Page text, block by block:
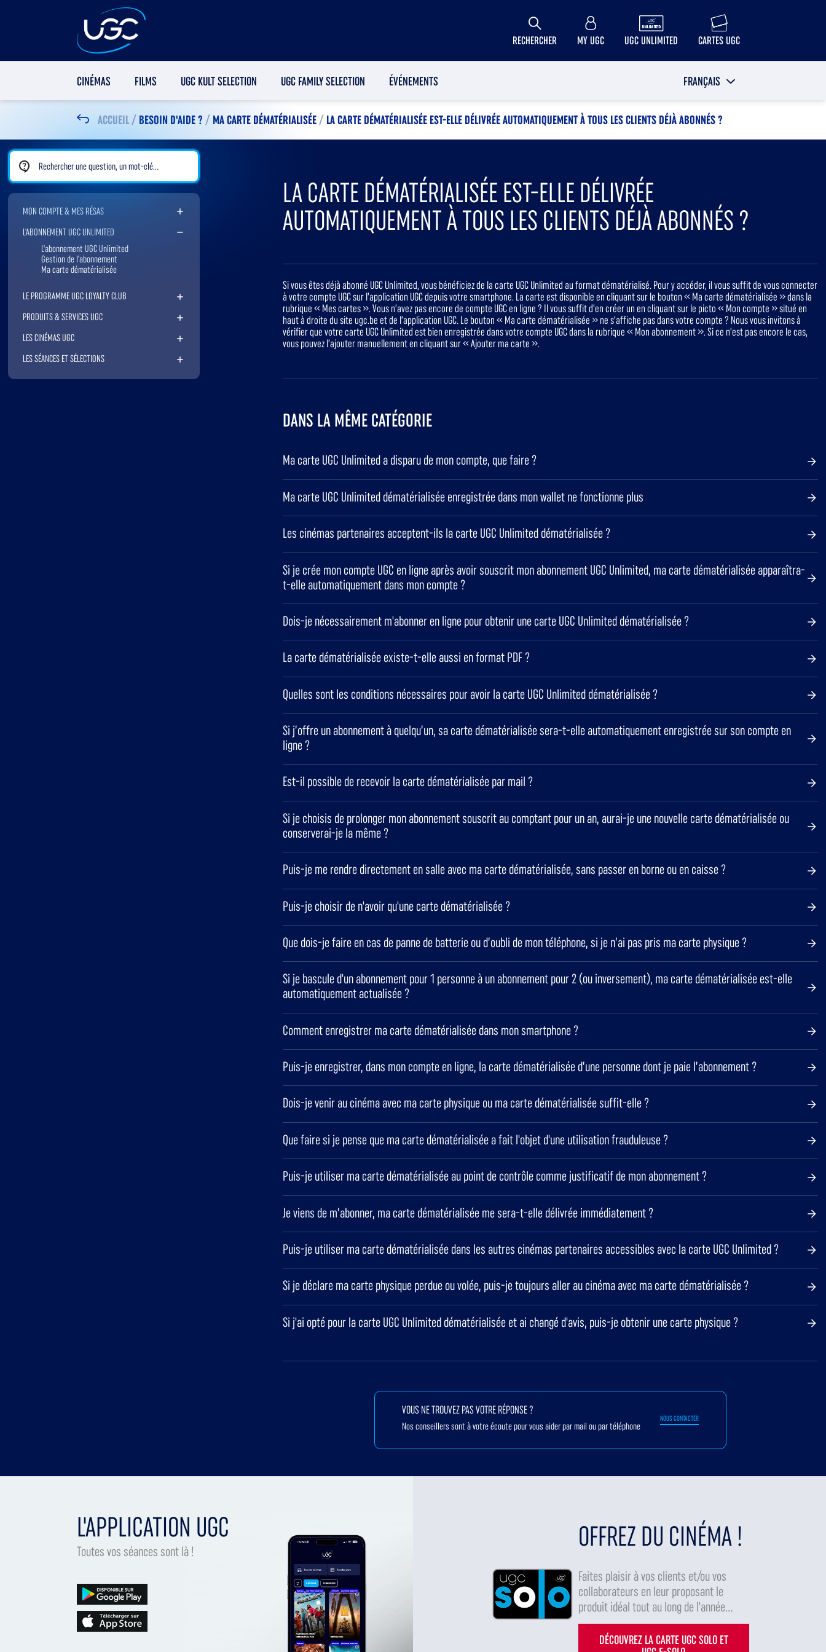
RECHERCHER MY UGC UGC UNLIMITED CARTES UGC
CINÉMAS FILMS UGC KULT SELECTION UGC FAMILY SELECTION ÉVÉNEMENTS FRANÇAIS
ACCUEIL/ BESOIN D'AIDE ? / MA CARTE DÉMATÉRIALISÉE/ LA CARTE DÉMATÉRIALISÉE EST-ELLE DÉLIVRÉE AUTOMATIQUEMENT À TOUS LES CLIENTS DÉJÀ ABONNÉS ?
Rechercher une FAQ
MON COMPTE & MES RÉSAS
L'ABONNEMENT UGC UNLIMITED
L'abonnement UGC Unlimited
Gestion de l'abonnement
Ma carte dématérialisée
LE PROGRAMME UGC LOYALTY CLUB
PRODUITS & SERVICES UGC
LES CINÉMAS UGC
LES SÉANCES ET SÉLECTIONS
LA CARTE DÉMATÉRIALISÉE EST-ELLE DÉLIVRÉE
AUTOMATIQUEMENT À TOUS LES CLIENTS DÉJÀ ABONNÉS ?
Si vous êtes déjà abonné UGC Unlimited, vous bénéficiez de la carte UGC Unlimited au format dématérialisé. Pour y accéder, il vous suffit de vous connecter
à votre compte UGC sur l’application UGC depuis votre smartphone. La carte est disponible en cliquant sur le bouton « Ma carte dématérialisée » dans la
rubrique « Mes cartes ». Vous n’avez pas encore de compte UGC en ligne ? Il vous suffit d’en créer un en cliquant sur le picto « Mon compte » situé en
haut à droite du site ugc.be et de l’application UGC. Le bouton « Ma carte dématérialisée » ne s’affiche pas dans votre compte ? Nous vous invitons à
vérifier que votre carte UGC Unlimited est bien enregistrée dans votre compte UGC dans la rubrique « Mon abonnement ». Si ce n’est pas encore le cas,
vous pouvez l’ajouter manuellement en cliquant sur « Ajouter ma carte ».
DANS LA MÊME CATÉGORIE
Ma carte UGC Unlimited a disparu de mon compte, que faire ?
Ma carte UGC Unlimited dématérialisée enregistrée dans mon wallet ne fonctionne plus
Les cinémas partenaires acceptent-ils la carte UGC Unlimited dématérialisée ?
Si je crée mon compte UGC en ligne après avoir souscrit mon abonnement UGC Unlimited, ma carte dématérialisée apparaîtra-
t-elle automatiquement dans mon compte ?
Dois-je nécessairement m'abonner en ligne pour obtenir une carte UGC Unlimited dématérialisée ?
La carte dématérialisée existe-t-elle aussi en format PDF ?
Quelles sont les conditions nécessaires pour avoir la carte UGC Unlimited dématérialisée ?
Si j’offre un abonnement à quelqu’un, sa carte dématérialisée sera-t-elle automatiquement enregistrée sur son compte en
ligne ?
Est-il possible de recevoir la carte dématérialisée par mail ?
Si je choisis de prolonger mon abonnement souscrit au comptant pour un an, aurai-je une nouvelle carte dématérialisée ou
conserverai-je la même ?
Puis-je me rendre directement en salle avec ma carte dématérialisée, sans passer en borne ou en caisse ?
Puis-je choisir de n'avoir qu'une carte dématérialisée ?
Que dois-je faire en cas de panne de batterie ou d’oubli de mon téléphone, si je n’ai pas pris ma carte physique ?
Si je bascule d'un abonnement pour 1 personne à un abonnement pour 2 (ou inversement), ma carte dématérialisée est-elle
automatiquement actualisée ?
Comment enregistrer ma carte dématérialisée dans mon smartphone ?
Puis-je enregistrer, dans mon compte en ligne, la carte dématérialisée d’une personne dont je paie l’abonnement ?
Dois-je venir au cinéma avec ma carte physique ou ma carte dématérialisée suffit-elle ?
Que faire si je pense que ma carte dématérialisée a fait l'objet d'une utilisation frauduleuse ?
Puis-je utiliser ma carte dématérialisée au point de contrôle comme justificatif de mon abonnement ?
Je viens de m’abonner, ma carte dématérialisée me sera-t-elle délivrée immédiatement ?
Puis-je utiliser ma carte dématérialisée dans les autres cinémas partenaires accessibles avec la carte UGC Unlimited ?
Si je déclare ma carte physique perdue ou volée, puis-je toujours aller au cinéma avec ma carte dématérialisée ?
Si j'ai opté pour la carte UGC Unlimited dématérialisée et ai changé d'avis, puis-je obtenir une carte physique ?
VOUS NE TROUVEZ PAS VOTRE RÉPONSE ?
Nos conseillers sont à votre écoute pour vous aider par mail ou par téléphone
NOUS CONTACTER
L'APPLICATION UGC
Toutes vos séances sont là ! OFFREZ DU CINÉMA !
Faites plaisir à vos clients et/ou vos
collaborateurs en leur proposant le
produit idéal tout au long de l'année...
DÉCOUVREZ LA CARTE UGC SOLO ET